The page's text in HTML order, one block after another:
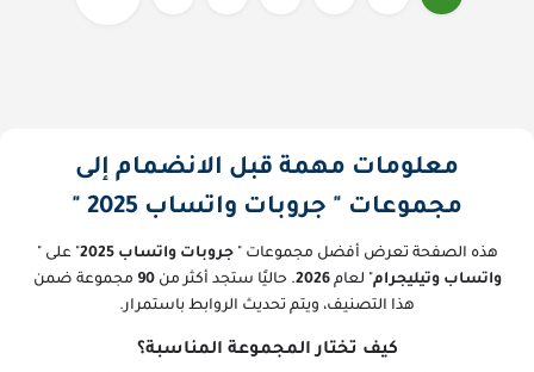
مجموعات واتساب تركية, مجموعات
فلسطينية, مجموعات واتساب قطر,
واتساب مصر
معلومات مهمة قبل الانضمام إلى
مجموعات " جروبات واتساب 2025 "
هذه الصفحة تعرض أفضل مجموعات "جروبات واتساب 2025
" على "
واتساب وتيليجرام" لعام2026. حاليًا ستجد أكثر من90 مجموعة ضمن
هذا التصنيف، ويتم تحديث الروابط باستمرار.
كيف تختار المجموعة المناسبة؟